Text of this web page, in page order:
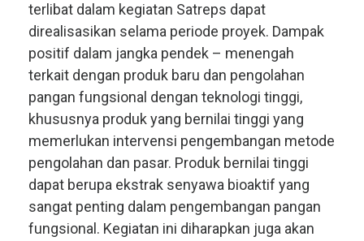
terlibat dalam kegiatan Satreps dapat
direalisasikan selama periode proyek. Dampak
positif dalam jangka pendek – menengah
terkait dengan produk baru dan pengolahan
pangan fungsional dengan teknologi tinggi,
khususnya produk yang bernilai tinggi yang
memerlukan intervensi pengembangan metode
pengolahan dan pasar. Produk bernilai tinggi
dapat berupa ekstrak senyawa bioaktif yang
sangat penting dalam pengembangan pangan
fungsional. Kegiatan ini diharapkan juga akan